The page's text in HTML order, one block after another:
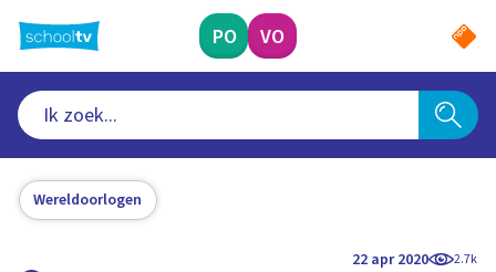
naar
hoofdinhoud
PO VO
Wereldoorlogen
22 apr 2020 2.7k